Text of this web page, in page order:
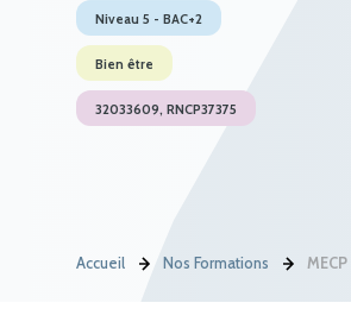
Niveau 5 - BAC+2
Bien être
32033609, RNCP37375
Accueil Nos Formations MECP